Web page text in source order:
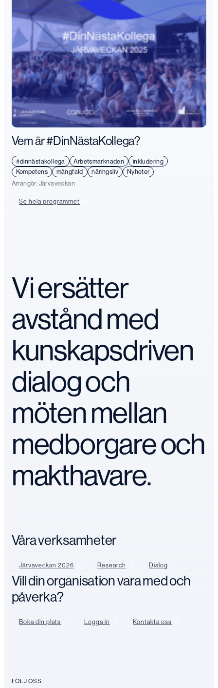
Vem är #DinNästaKollega?
#dinnästakollega Arbetsmarknaden
inkludering
Kompetens
mångfald näringsliv
Nyheter
Arrangör: Järvaveckan
Se hela programmet
Vi ersätter
avstånd med
kunskapsdriven
dialog och
möten mellan
medborgare och
makthavare.
Våra verksamheter
Järvaveckan 2026 Research Dialog
Vill din organisation vara med och
påverka?
Boka din plats Logga in Kontakta oss
FÖLJ OSS